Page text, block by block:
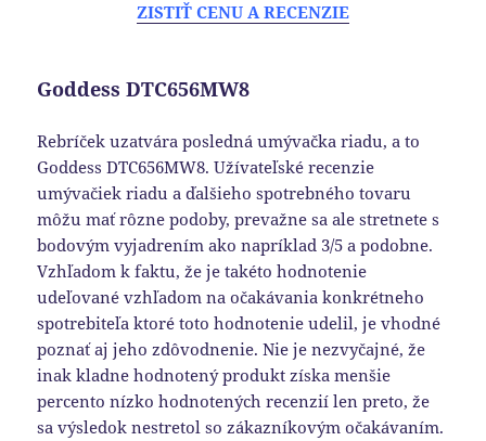
ZISTIŤ CENU A RECENZIE
Goddess DTC656MW8
Rebríček uzatvára posledná umývačka riadu, a to
Goddess DTC656MW8. Užívateľské recenzie
umývačiek riadu a ďalšieho spotrebného tovaru
môžu mať rôzne podoby, prevažne sa ale stretnete s
bodovým vyjadrením ako napríklad 3/5 a podobne.
Vzhľadom k faktu, že je takéto hodnotenie
udeľované vzhľadom na očakávania konkrétneho
spotrebiteľa ktoré toto hodnotenie udelil, je vhodné
poznať aj jeho zdôvodnenie. Nie je nezvyčajné, že
inak kladne hodnotený produkt získa menšie
percento nízko hodnotených recenzií len preto, že
sa výsledok nestretol so zákazníkovým očakávaním.